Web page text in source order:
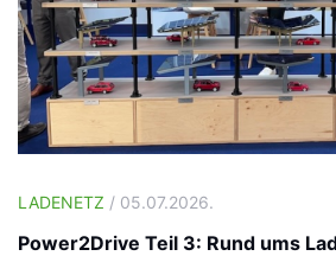
LADENETZ / 05.07.2026.
Power2Drive Teil 3: Rund ums